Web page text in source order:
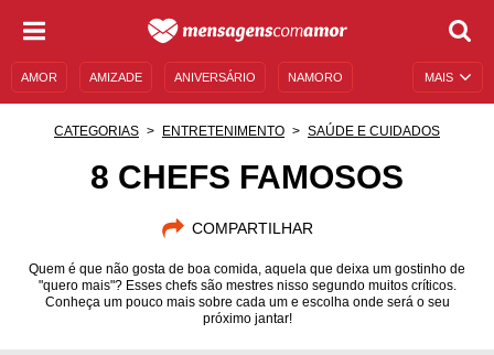
MAIS
AMOR AMIZADE ANIVERSÁRIO NAMORO
CATEGORIAS ENTRETENIMENTO SAÚDE E CUIDADOS
8 CHEFS FAMOSOS
COMPARTILHAR
Quem é que não gosta de boa comida, aquela que deixa um gostinho de
"quero mais"? Esses chefs são mestres nisso segundo muitos críticos.
Conheça um pouco mais sobre cada um e escolha onde será o seu
próximo jantar!